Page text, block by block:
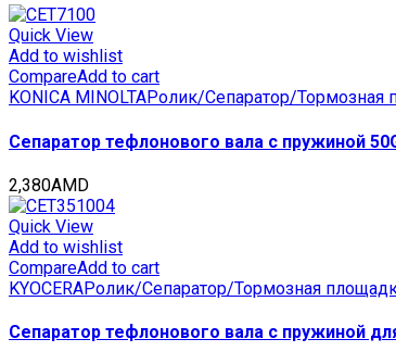
SHARP
AR-
M350/M450/M355U/M455U
(CET),
CET8322N
Quick View
Add to wishlist
CompareAdd to cart
KONICA MINOLTAРолик/Сепаратор/Тормозная
Сепаратор тефлонового вала с пружиной
2,380AMD
Quick View
Add to wishlist
CompareAdd to cart
KYOCERAРолик/Сепаратор/Тормозная
Сепаратор тефлонового вала с пружиной